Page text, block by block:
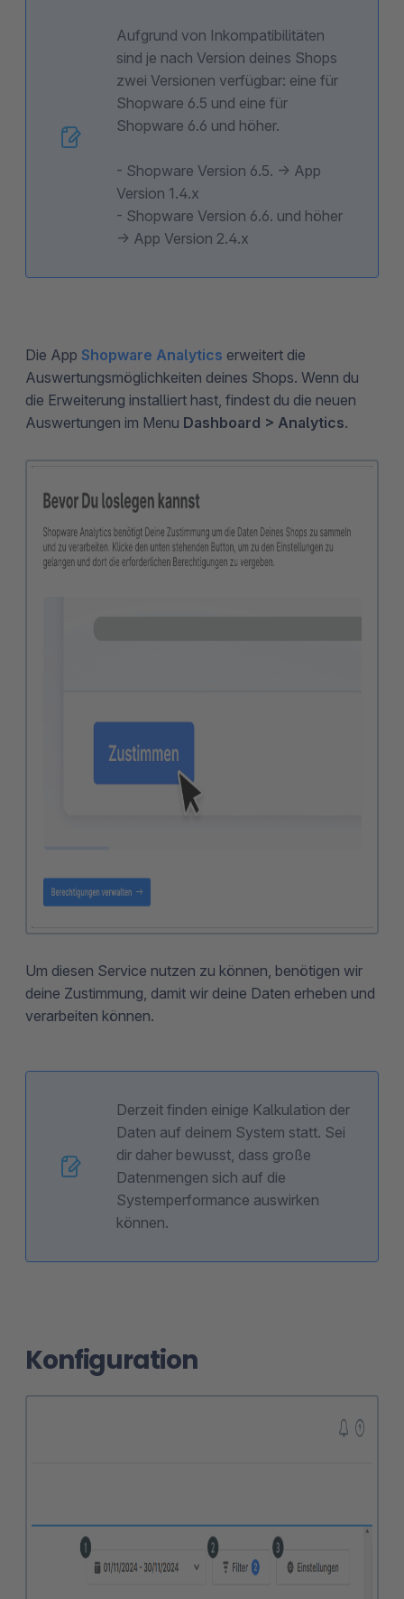
Aufgrund von Inkompatibilitäten
sind je nach Version deines Shops
zwei Versionen verfügbar: eine für
Shopware 6.5 und eine für
Shopware 6.6 und höher.
- Shopware Version 6.5. -> App
Version 1.4.x
- Shopware Version 6.6. und höher
-> App Version 2.4.x
Die App Shopware Analytics erweitert die
Auswertungsmöglichkeiten deines Shops. Wenn du
die Erweiterung installiert hast, findest du die neuen
Auswertungen im Menu Dashboard > Analytics.
Um diesen Service nutzen zu können, benötigen wir
deine Zustimmung, damit wir deine Daten erheben und
verarbeiten können.
Derzeit finden einige Kalkulation der
Daten auf deinem System statt. Sei
dir daher bewusst, dass große
Datenmengen sich auf die
Systemperformance auswirken
können.
Konfiguration